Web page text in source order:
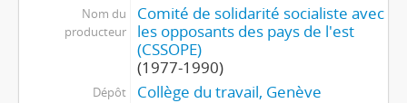
Nom du
producteur
Comité de solidarité socialiste avec
les opposants des pays de l'est
(CSSOPE)
(1977-1990)
Dépôt Collège du travail, Genève